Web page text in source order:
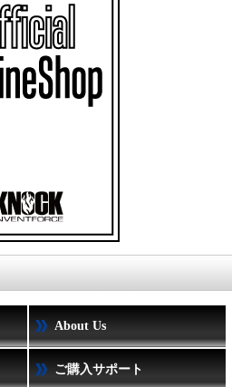
About Us
ご購入サポート